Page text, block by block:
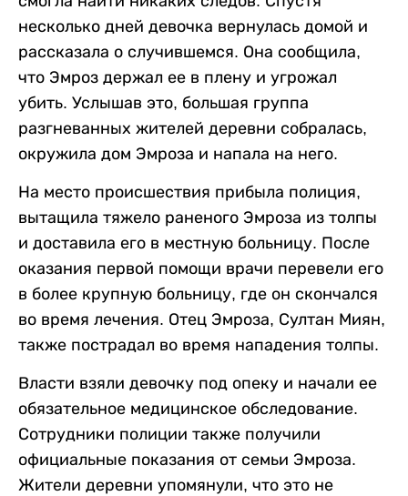
несколько дней девочка вернулась домой и
рассказала о случившемся. Она сообщила,
что Эмроз держал ее в плену и угрожал
убить. Услышав это, большая группа
разгневанных жителей деревни собралась,
окружила дом Эмроза и напала на него.
На место происшествия прибыла полиция,
вытащила тяжело раненого Эмроза из толпы
и доставила его в местную больницу. После
оказания первой помощи врачи перевели его
в более крупную больницу, где он скончался
во время лечения. Отец Эмроза, Султан Миян,
также пострадал во время нападения толпы.
Власти взяли девочку под опеку и начали ее
обязательное медицинское обследование.
Сотрудники полиции также получили
официальные показания от семьи Эмроза.
Жители деревни упомянули, что это не